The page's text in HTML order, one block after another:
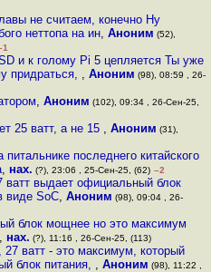
не считаем, конечно Ну
неттопа на ин,Аноним (52),
и к голому Pi 5 цепляется Ты уже
придраться, , Аноним (98), 08:59 , 26-
, Аноним (102), 09:34 , 26-Сен-25,
25 ватт, а не 15 ,Аноним (31),
питальнике последнего китайского
, нах. (?), 23:06 , 25-Сен-25, (62) –2
ватт выдает официальный блок
виде SoC, Аноним (98), 09:04 , 26-
блок мощнее но это максимум
, нах. (?), 11:16 , 26-Сен-25, (113)
ватт - это максимум, который
блок питания, , Аноним (98), 11:22 ,